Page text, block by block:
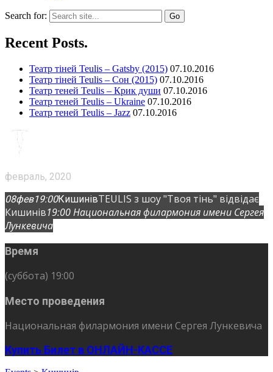
Search for:
Recent Posts.
Театр тіней Teulis – Gatsby (2015) 07.10.2016
Театр тіней Teulis – Сон (2015) 07.10.2016
Театр теней Teulis – Крик души 07.10.2016
Театр теней Teulis – Ukraine 07.10.2016
Театр теней Teulis – Jazz 07.10.2016
февраль, 2020
08фев19:00КишинівTEULIS з шоу "Твоя тінь" відвідає
Кишинів19:00Национальная филармония имени Сергея
Лункевича
Время
(суббота) 19:00
Место проведения
Национальная филармония имени Сергея Лункевича
Купить Билет в ОНЛАЙН-КАССЕ